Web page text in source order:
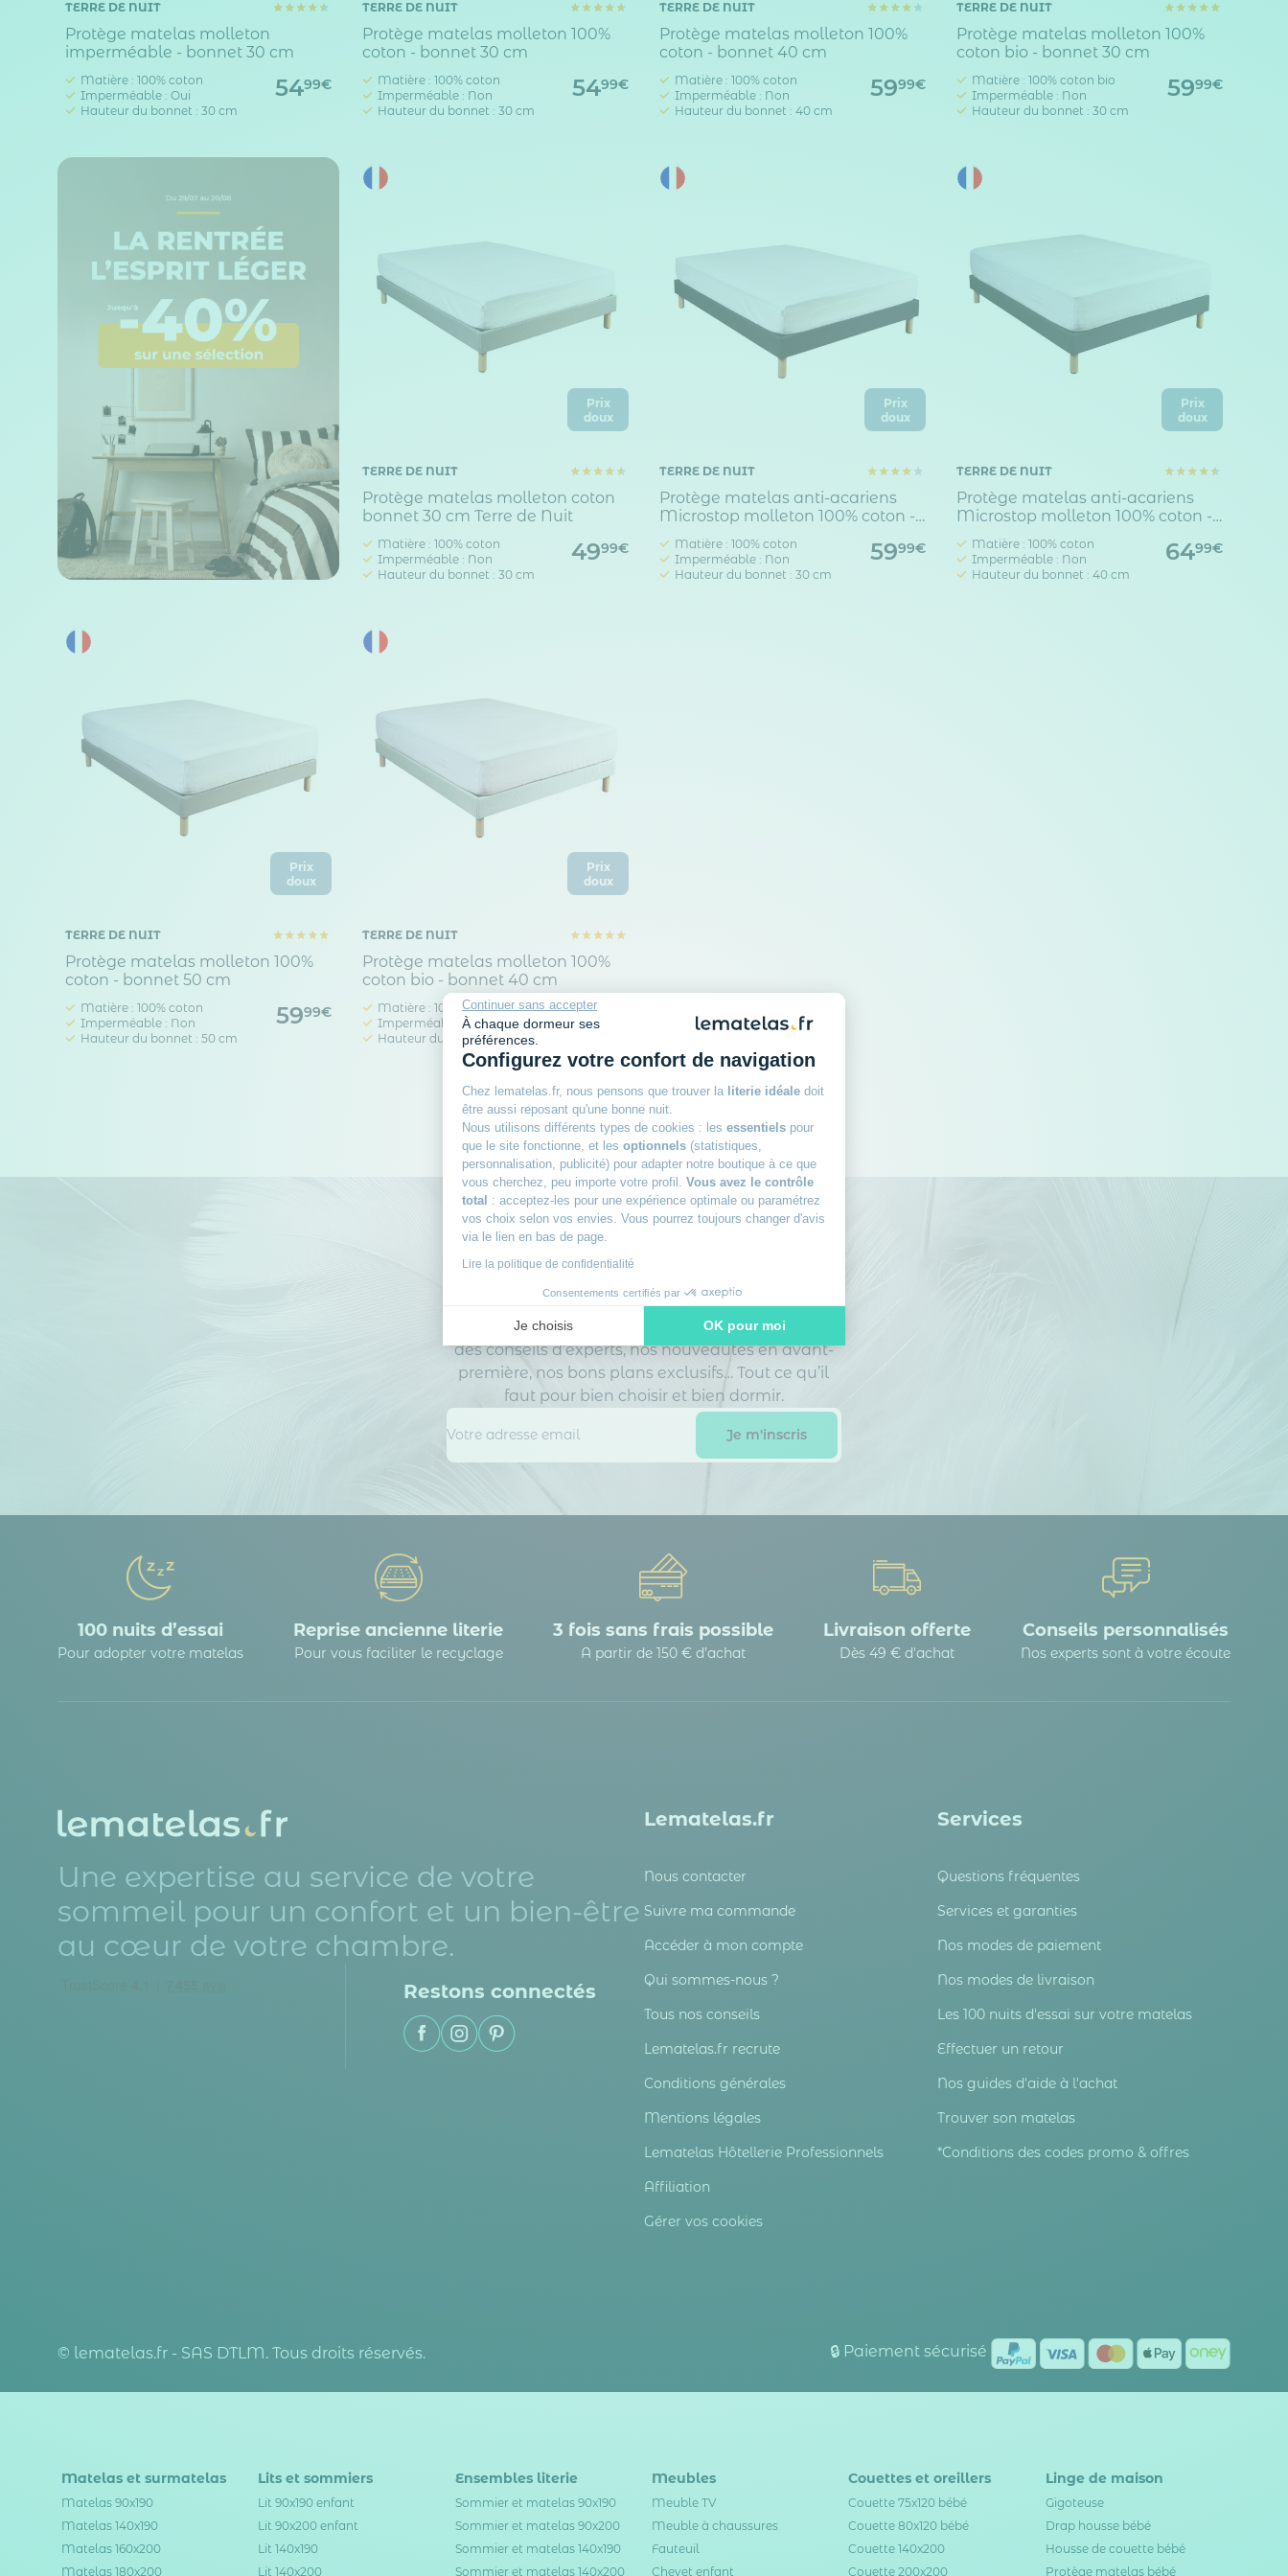
Continuer sans accepter
À chaque dormeur ses
préférences.
Configurez votre confort de navigation
Chez lematelas.fr, nous pensons que trouver la literie idéale doit
être aussi reposant qu'une bonne nuit.
Nous utilisons différents types de cookies : les essentiels pour
que le site fonctionne, et les optionnels (statistiques,
personnalisation, publicité) pour adapter notre boutique à ce que
vous cherchez, peu importe votre profil. Vous avez le contrôle
total : acceptez-les pour une expérience optimale ou paramétrez
vos choix selon vos envies. Vous pourrez toujours changer d'avis
via le lien en bas de page.
Lire la politique de confidentialité
Consentements certifiés par
Je choisis OK pour moi
Axeptio consent
Plateforme de Gestion du Consentement : Personnalisez vos Options
Notre plateforme vous permet d'adapter et de gérer vos paramètres de confidentialité, en garantissant la conformité avec
TERRE DE NUIT
Protège matelas molleton
imperméable - bonnet 30 cm
Matière : 100% coton
Imperméable : Oui
Hauteur du bonnet : 30 cm
5499€
TERRE DE NUIT
Protège matelas molleton 100%
coton - bonnet 30 cm
Matière : 100% coton
Imperméable : Non
Hauteur du bonnet : 30 cm
5499€
TERRE DE NUIT
Protège matelas molleton 100%
coton - bonnet 40 cm
Matière : 100% coton
Imperméable : Non
Hauteur du bonnet : 40 cm
5999€
TERRE DE NUIT
Protège matelas molleton 100%
coton bio - bonnet 30 cm
Matière : 100% coton bio
Imperméable : Non
Hauteur du bonnet : 30 cm
5999€
Prix
doux
TERRE DE NUIT
Protège matelas molleton coton
bonnet 30 cm Terre de Nuit
Matière : 100% coton
Imperméable : Non
Hauteur du bonnet : 30 cm
4999€
Prix
doux
TERRE DE NUIT
Protège matelas anti-acariens
Microstop molleton 100% coton -
bonnet 30 cm
Matière : 100% coton
Imperméable : Non
Hauteur du bonnet : 30 cm
5999€
Prix
doux
TERRE DE NUIT
Protège matelas anti-acariens
Microstop molleton 100% coton -
bonnet 40 cm
Matière : 100% coton
Imperméable : Non
Hauteur du bonnet : 40 cm
6499€
Prix
doux
TERRE DE NUIT
Protège matelas molleton 100%
coton - bonnet 50 cm
Matière : 100% coton
Imperméable : Non
Hauteur du bonnet : 50 cm
5999€
Prix
doux
TERRE DE NUIT
Protège matelas molleton 100%
coton bio - bonnet 40 cm
Matière : 100% coton bio
Imperméable : Non
Hauteur du bonnet : 40 cm
69
Rejoignez le club des
dormeurs avisés
Inscrivez-vous à notre newsletteret recevez
des conseils d’experts, nos nouveautés en avant-
première, nos bons plans exclusifs… Tout ce qu’il
faut pour bien choisir et bien dormir.
100 nuits d’essai
Pour adopter votre matelas
Reprise ancienne literie
Pour vous faciliter le recyclage
3 fois sans frais possible
A partir de 150 € d’achat
Livraison offerte
Dès 49 € d'achat
Conseils personnalisés
Nos experts sont à votre écoute
Une expertise au service de votre
sommeil pour un confort et un bien-être
au cœur de votre chambre.
Restons connectés
Lematelas.fr
Nous contacter
Suivre ma commande
Accéder à mon compte
Qui sommes-nous ?
Tous nos conseils
Lematelas.fr recrute
Conditions générales
Mentions légales
Lematelas Hôtellerie Professionnels
Affiliation
Gérer vos cookies
Services
Questions fréquentes
Services et garanties
Nos modes de paiement
Nos modes de livraison
Les 100 nuits d'essai sur votre matelas
Effectuer un retour
Nos guides d'aide à l'achat
Trouver son matelas
*Conditions des codes promo & offres
© lematelas.fr - SAS DTLM. Tous droits réservés. 🔒 Paiement sécurisé
Matelas et surmatelas
Matelas 90x190
Matelas 140x190
Matelas 160x200
Matelas 180x200
Lits et sommiers
Lit 90x190 enfant
Lit 90x200 enfant
Lit 140x190
Lit 140x200
Ensembles literie
Sommier et matelas 90x190
Sommier et matelas 90x200
Sommier et matelas 140x190
Sommier et matelas 140x200
Meubles
Meuble TV
Meuble à chaussures
Fauteuil
Chevet enfant
Couettes et oreillers
Couette 75x120 bébé
Couette 80x120 bébé
Couette 140x200
Couette 200x200
Linge de maison
Gigoteuse
Drap housse bébé
Housse de couette bébé
Protège matelas bébé